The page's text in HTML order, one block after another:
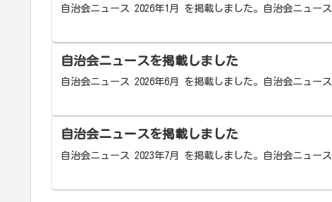
自治会ニュース 2026年1月 を掲載しました。自治会ニュース
自治会ニュースを掲載しました
自治会ニュース 2026年6月 を掲載しました。自治会ニュース
自治会ニュースを掲載しました
自治会ニュース 2023年7月 を掲載しました。自治会ニュース